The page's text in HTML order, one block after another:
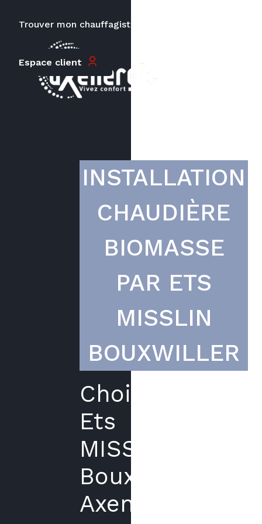
Trouver mon chauffagiste
Espace client
INSTALLATION
CHAUDIÈRE
BIOMASSE
PAR ETS
MISSLIN
BOUXWILLER
Choisir
Ets
MISSLIN
Bouxwiller
Axenergie